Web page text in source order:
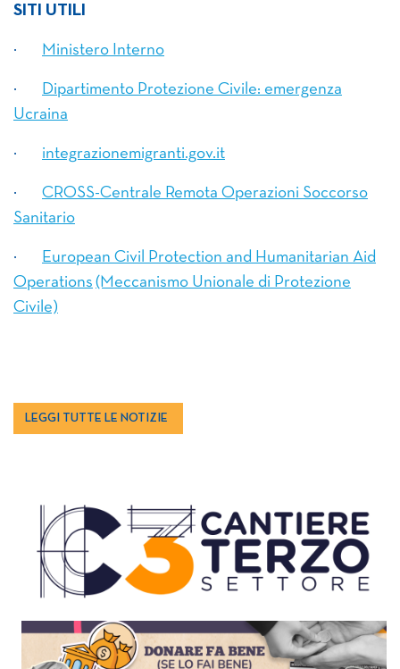
SITI UTILI
· Ministero Interno
·
Dipartimento Protezione Civile: emergenza
Ucraina
· integrazionemigranti.gov.it
· CROSS-Centrale Remota Operazioni Soccorso
Sanitario
·
European Civil Protection and Humanitarian Aid
Operations (Meccanismo Unionale di Protezione
Civile)
LEGGI TUTTE LE NOTIZIE